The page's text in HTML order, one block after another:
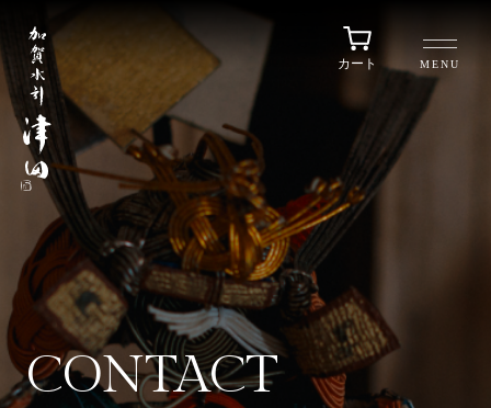
MENU
カート
CONTACT